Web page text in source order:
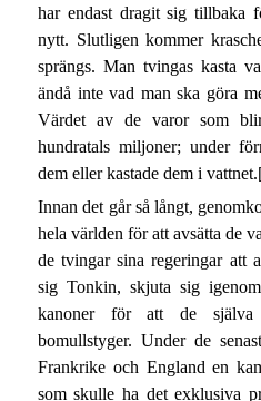
har endast dragit sig tillbaka
nytt. Slutligen kommer
sprängs. Man tvingas kasta
ändå inte vad man ska göra
Värdet av de varor som
hundratals miljoner; under
dem eller kastade dem i
Innan det går så långt,
hela världen för att avsätta de
de tvingar sina regeringar att
sig Tonkin, skjuta sig
kanoner för att de själva
bomullstyger. Under de
Frankrike och England en
som skulle ha det exklusiva